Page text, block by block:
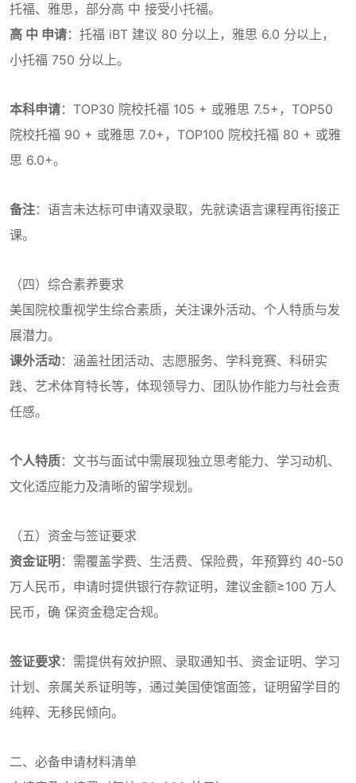
托福、雅思，部分高 中 接受小托福。
高 中 申请：托福 iBT 建议 80 分以上，雅思 6.0 分以上，
小托福 750 分以上。
本科申请：TOP30 院校托福 105 + 或雅思 7.5+，TOP50
院校托福 90 + 或雅思 7.0+，TOP100 院校托福 80 + 或雅
思 6.0+。
备注：语言未达标可申请双录取，先就读语言课程再衔接正
课。
（四）综合素养要求
美国院校重视学生综合素质，关注课外活动、个人特质与发
展潜力。
课外活动：涵盖社团活动、志愿服务、学科竞赛、科研实
践、艺术体育特长等，体现领导力、团队协作能力与社会责
任感。
个人特质：文书与面试中需展现独立思考能力、学习动机、
文化适应能力及清晰的留学规划。
（五）资金与签证要求
资金证明 ：需覆盖学费、生活费、保险费，年预算约 40-50
万人民币，申请时提供银行存款证明，建议金额≥100 万人
民币，确 保资金稳定合规。
签证要求：需提供有效护照、录取通知书、资金证明、学习
计划、亲属关系证明等，通过美国使馆面签，证明留学目的
纯粹、无移民倾向。
二、必备申请材料清单